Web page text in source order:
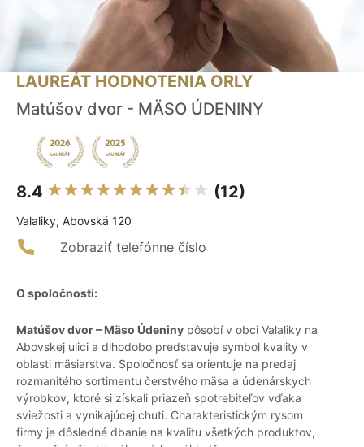
LAUREÁT HODNOTENIA ORLY
Matúšov dvor - MÄSO ÚDENINY
8.4 (12)
Valaliky, Abovská 120
Zobraziť telefónne číslo
O spoločnosti:
Matúšov dvor – Mäso Údeniny pôsobí v obci Valaliky na
Abovskej ulici a dlhodobo predstavuje symbol kvality v
oblasti mäsiarstva. Spoločnosť sa orientuje na predaj
rozmanitého sortimentu čerstvého mäsa a údenárskych
výrobkov, ktoré si získali priazeň spotrebiteľov vďaka
sviežosti a vynikajúcej chuti. Charakteristickým rysom
firmy je dôsledné dbanie na kvalitu všetkých produktov,